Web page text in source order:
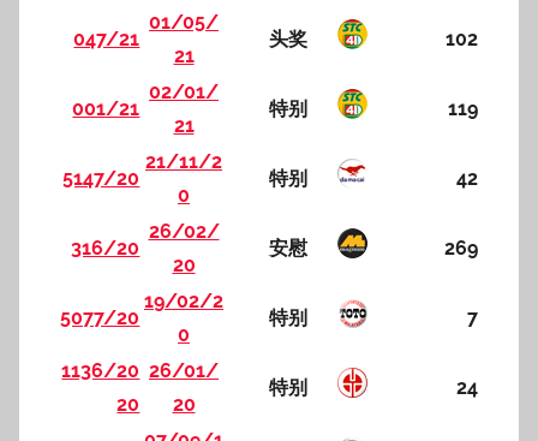
047/21
01/05/
21
头奖 102
001/21
02/01/
21
特别 119
5147/20
21/11/2
0
特别 42
316/20
26/02/
20
安慰 269
5077/20
19/02/2
0
特别 7
1136/20
20
26/01/
20
特别 24